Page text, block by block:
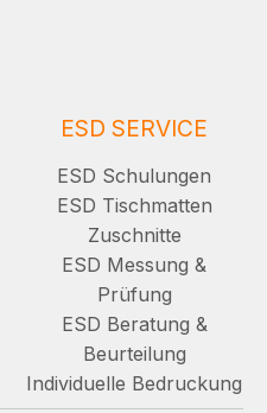
ESD SERVICE
ESD Schulungen
ESD Tischmatten
Zuschnitte
ESD Messung &
Prüfung
ESD Beratung &
Beurteilung
Individuelle Bedruckung